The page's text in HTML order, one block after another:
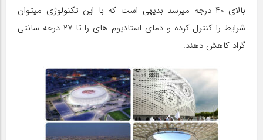
بالای ۴۰ درجه میرسد بدیهی است که با این تکنولوژی میتوان
شرایط را کنترل کرده و دمای استادیوم های را تا ۲۷ درجه سانتی
گراد کاهش دهند.